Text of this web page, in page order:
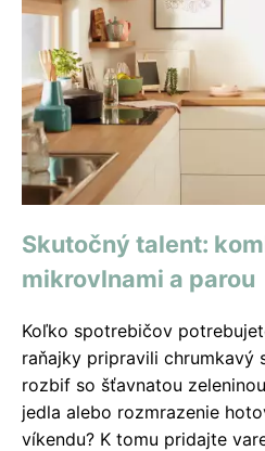
Skutočný talent:
mikrovlnami a parou
Koľko spotrebičov
raňajky pripravili chrumkavý
rozbif so šťavnatou
jedla alebo rozmrazenie
víkendu? K tomu pridajte